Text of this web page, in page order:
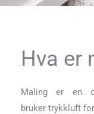
Hva er
Maling er en
bruker trykkluft